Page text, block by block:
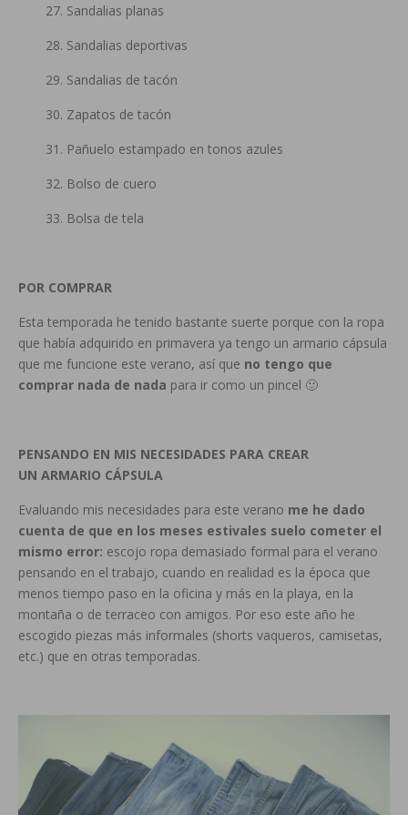
27. Sandalias planas
28. Sandalias deportivas
29. Sandalias de tacón
30. Zapatos de tacón
31. Pañuelo estampado en tonos azules
32. Bolso de cuero
33. Bolsa de tela
POR COMPRAR
Esta temporada he tenido bastante suerte porque con la ropa
que había adquirido en primavera ya tengo un armario cápsula
que me funcione este verano, así que no tengo que
comprar nada de nada para ir como un pincel 🙂
PENSANDO EN MIS NECESIDADES PARA CREAR
UN ARMARIO CÁPSULA
Evaluando mis necesidades para este verano me he dado
cuenta de que en los meses estivales suelo cometer el
mismo error: escojo ropa demasiado formal para el verano
pensando en el trabajo, cuando en realidad es la época que
menos tiempo paso en la oficina y más en la playa, en la
montaña o de terraceo con amigos. Por eso este año he
escogido piezas más informales (shorts vaqueros, camisetas,
etc.) que en otras temporadas.